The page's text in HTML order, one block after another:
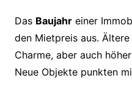
Das Baujahreiner
den Mietpreis aus.
Charme, aber auch
Neue Objekte punkten